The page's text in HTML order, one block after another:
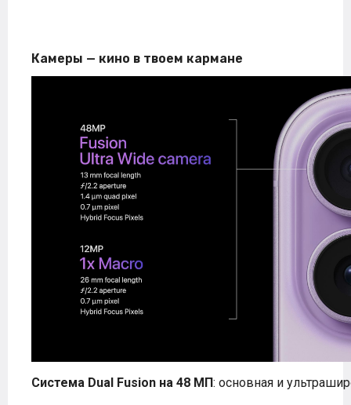
Камеры — кино в твоем кармане
Система Dual Fusion на 48 МП: основная и